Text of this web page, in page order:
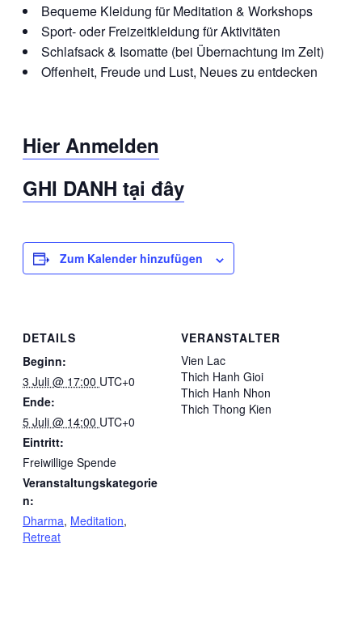
Bequeme Kleidung für Meditation & Workshops
Sport- oder Freizeitkleidung für Aktivitäten
Schlafsack & Isomatte (bei Übernachtung im Zelt)
Offenheit, Freude und Lust, Neues zu entdecken
Hier Anmelden
GHI DANH tại đây
Zum Kalender hinzufügen
DETAILS
Beginn:
3 Juli @ 17:00 UTC+0
Ende:
5 Juli @ 14:00 UTC+0
Eintritt:
Freiwillige Spende
Veranstaltungskategorie
n:
Dharma, Meditation,
Retreat
VERANSTALTER
Vien Lac
Thich Hanh Gioi
Thich Hanh Nhon
Thich Thong Kien